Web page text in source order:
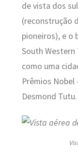
de vista dos
(reconstrução
pioneiros), e o
South Western
como uma
Prêmios Nobel
Desmond Tutu.